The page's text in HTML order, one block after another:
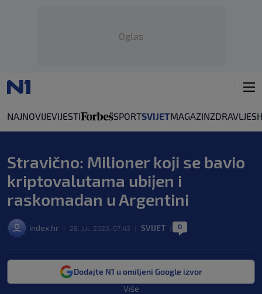
Oglas
NAJNOVIJEVIJESTI SPORTSVIJETMAGAZINZDRAVLJE
Stravično: Milioner koji se bavio
kriptovalutama ubijen i
raskomadan u Argentini
index.hr 28. jul. 2023. 07:43 SVIJET 0
Dodajte N1 u omiljeni Google izvor
Više